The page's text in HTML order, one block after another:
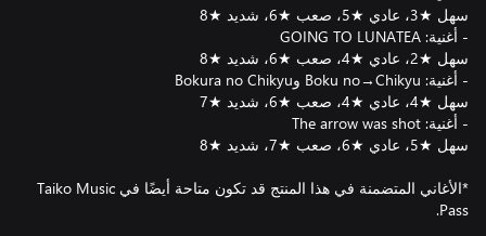
*الأغاني المتضمنة في هذا المنتج قد تكون متاحة أيضًا في Taiko Music
Pass.